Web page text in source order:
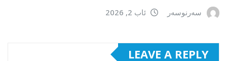
سەرنوسەر ئاب 2, 2026
LEAVE A REPLY